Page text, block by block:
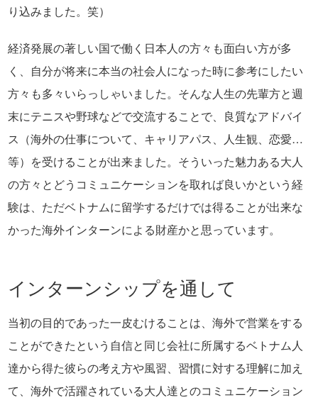
り込みました。笑）
経済発展の著しい国で働く日本人の方々も面白い方が多
く、自分が将来に本当の社会人になった時に参考にしたい
方々も多々いらっしゃいました。そんな人生の先輩方と週
末にテニスや野球などで交流することで、良質なアドバイ
ス（海外の仕事について、キャリアパス、人生観、恋愛…
等）を受けることが出来ました。そういった魅力ある大人
の方々とどうコミュニケーションを取れば良いかという経
験は、ただベトナムに留学するだけでは得ることが出来な
かった海外インターンによる財産かと思っています。
インターンシップを通して
当初の目的であった一皮むけることは、海外で営業をする
ことができたという自信と同じ会社に所属するベトナム人
達から得た彼らの考え方や風習、習慣に対する理解に加え
て、海外で活躍されている大人達とのコミュニケーション